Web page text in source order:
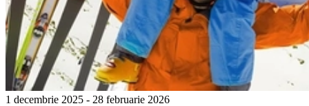
1 decembrie 2025 - 28 februarie 2026